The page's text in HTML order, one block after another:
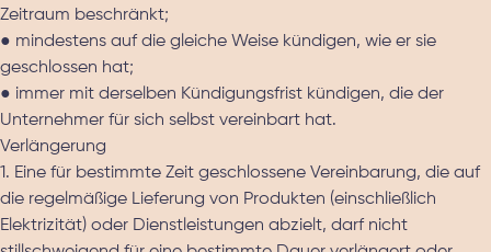
Zeitraum beschränkt;
● mindestens auf die gleiche Weise kündigen, wie er sie
geschlossen hat;
● immer mit derselben Kündigungsfrist kündigen, die der
Unternehmer für sich selbst vereinbart hat.
Verlängerung
1. Eine für bestimmte Zeit geschlossene Vereinbarung, die auf
die regelmäßige Lieferung von Produkten (einschließlich
Elektrizität) oder Dienstleistungen abzielt, darf nicht